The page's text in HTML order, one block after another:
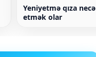
Yeniyetmə qıza
etmək olar